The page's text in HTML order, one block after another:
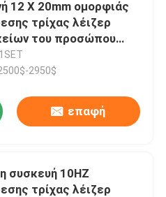
12 X 20mm ομορφιάς
τρίχας λέιζερ
του προσώπου
διόδων
2950$
επαφή
συσκευή 10HZ
τρίχας λέιζερ